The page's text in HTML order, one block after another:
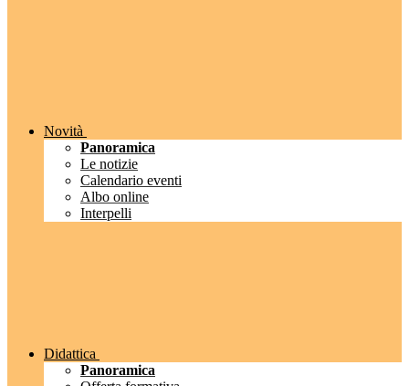
Novità
Panoramica
Le notizie
Calendario eventi
Albo online
Interpelli
Didattica
Panoramica